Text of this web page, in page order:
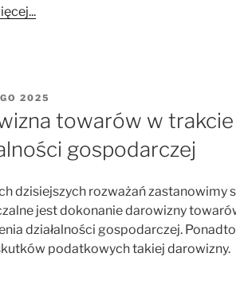
2025
towarów w
gospodarczej
dzisiejszych rozważań zastanowimy
jest dokonanie darowizny
działalności gospodarczej.
podatkowych takiej darowizny.